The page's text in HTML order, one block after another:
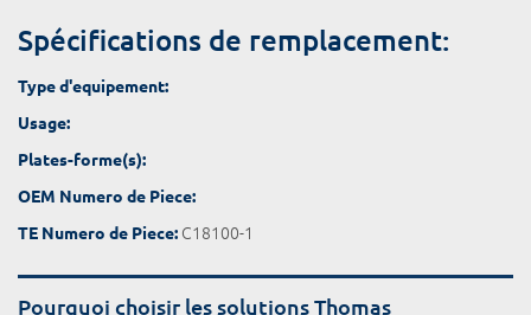
Spécifications de remplacement:
Type d'equipement:
Usage:
Plates-forme(s):
OEM Numero de Piece:
TE Numero de Piece: C18100-1
Pourquoi choisir les solutions Thomas